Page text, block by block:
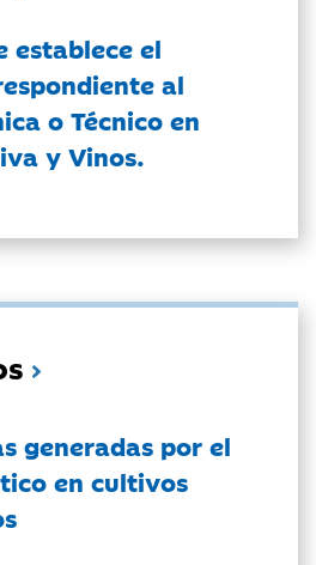
establece el
al
o Técnico en
y Vinos.
generadas por el
en cultivos